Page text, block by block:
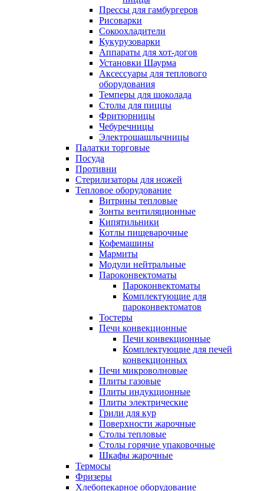
Прессы для гамбургеров
Рисоварки
Сокоохладители
Кукурузоварки
Аппараты для хот-догов
Установки Шаурма
Аксессуары для теплового
оборудования
Темперы для шоколада
Столы для пиццы
Фритюрницы
Чебуречницы
Электрошашлычницы
Палатки торговые
Посуда
Противни
Стерилизаторы для ножей
Тепловое оборудование
Витрины тепловые
Зонты вентиляционные
Кипятильники
Котлы пищеварочные
Кофемашины
Мармиты
Модули нейтральные
Пароконвектоматы
Пароконвектоматы
Комплектующие для
пароконвектоматов
Тостеры
Печи конвекционные
Печи конвекционные
Комплектующие для печей
конвекционных
Печи микроволновые
Плиты газовые
Плиты индукционные
Плиты электрические
Грили для кур
Поверхности жарочные
Столы тепловые
Столы горячие упаковочные
Шкафы жарочные
Термосы
Фризеры
Хлебопекарное оборудование